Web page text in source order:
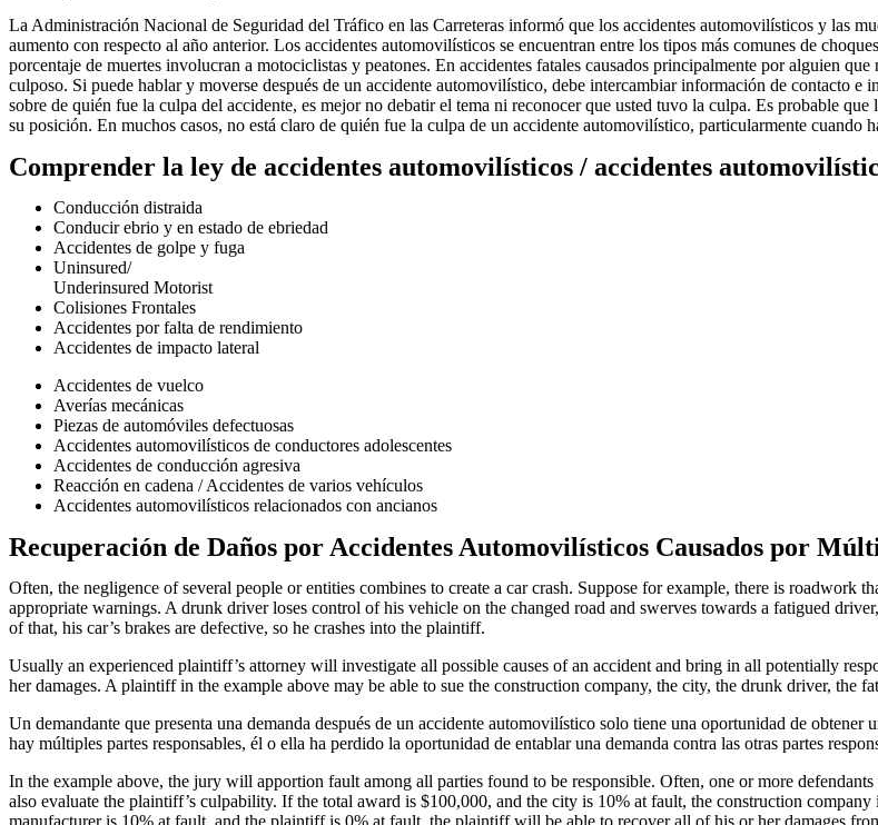
La Administración Nacional de Seguridad del Tráfico en las Carreteras informó que los accidentes automovilísticos y las
aumento con respecto al año anterior. Los accidentes automovilísticos se encuentran entre los tipos más comunes de
porcentaje de muertes involucran a motociclistas y peatones. En accidentes fatales causados ​​principalmente por alguien
culposo. Si puede hablar y moverse después de un accidente automovilístico, debe intercambiar información de contacto
sobre de quién fue la culpa del accidente, es mejor no debatir el tema ni reconocer que usted tuvo la culpa. Es probable
su posición. En muchos casos, no está claro de quién fue la culpa de un accidente automovilístico, particularmente cuando
Comprender la ley de accidentes automovilísticos / accidentes
Conducción distraida
Conducir ebrio y en estado de ebriedad
Accidentes de golpe y fuga
Uninsured/
Underinsured Motorist
Colisiones Frontales
Accidentes por falta de rendimiento
Accidentes de impacto lateral
Accidentes de vuelco
Averías mecánicas
Piezas de automóviles defectuosas
Accidentes automovilísticos de conductores adolescentes
Accidentes de conducción agresiva
Reacción en cadena / Accidentes de varios vehículos
Accidentes automovilísticos relacionados con ancianos
Recuperación de Daños por Accidentes Automovilísticos Causados ​​por
Often, the negligence of several people or entities combines to create a car crash. Suppose for example, there is
appropriate warnings. A drunk driver loses control of his vehicle on the changed road and swerves towards a fatigued
of that, his car’s brakes are defective, so he crashes into the plaintiff.
Usually an experienced plaintiff’s attorney will investigate all possible causes of an accident and bring in all potentially
her damages. A plaintiff in the example above may be able to sue the construction company, the city, the drunk driver, the
Un demandante que presenta una demanda después de un accidente automovilístico solo tiene una oportunidad de
hay múltiples partes responsables, él o ella ha perdido la oportunidad de entablar una demanda contra las otras partes
In the example above, the jury will apportion fault among all parties found to be responsible. Often, one or more
also evaluate the plaintiff’s culpability. If the total award is $100,000, and the city is 10% at fault, the construction
manufacturer is 10% at fault, and the plaintiff is 0% at fault, the plaintiff will be able to recover all of his or her damages